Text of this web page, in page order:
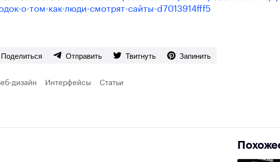
о-том-как-люди-смотрят-сайты-d7013914fff5
Поделиться Отправить Твитнуть Запинить
дизайн Интерфейсы Статьи